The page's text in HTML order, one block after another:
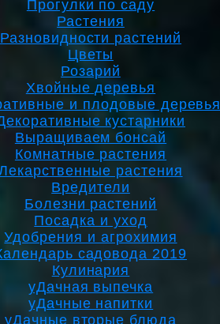
Прогулки по саду
Растения
Разновидности растений
Цветы
Розарий
Хвойные деревья
и плодовые деревья
кустарники
Выращиваем бонсай
Комнатные растения
растения
Вредители
Болезни растений
Посадка и уход
Удобрения и агрохимия
садовода 2019
Кулинария
уДачная выпечка
уДачные напитки
уДачные вторые блюда